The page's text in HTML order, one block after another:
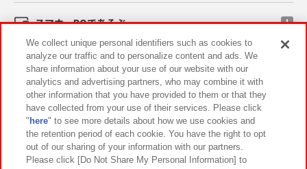
スマホ・PCであそぶ
イベント・キャンペーン
関連会社 サステナビリティ サイトポリシー
プライバシーポリシー ウェブアクセシビリティ方針と検証結果
We collect unique personal identifiers such as cookies to
analyze our traffic and to personalize content and ads. We
share information about your use of our website with our
analytics and advertising partners, who may combine it with
other information that you have provided to them or that they
have collected from your use of their services. Please click
" here" to see more details about how we use cookies and
the retention period of each cookie. You have the right to opt
out of our sharing of your information with our partners.
Please click [Do Not Share My Personal Information] to